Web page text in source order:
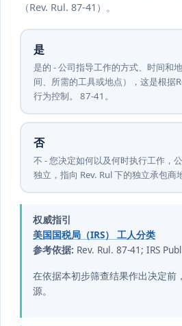
（Rev. Rul. 87-41）。
是
是的 - 公司指导工作的方式、时间和
间、所需的工具或地点），这是根据
行为控制。 87-41。
否
不 - 您决定如何以及何时执行工作，
独立，指向 Rev. Rul 下的独立承包商
权威指引
美国国税局（IRS） 工人分类
参考依据: Rev. Rul. 87-41; IRS
在依据本初步筛查结果作出决定前
源。